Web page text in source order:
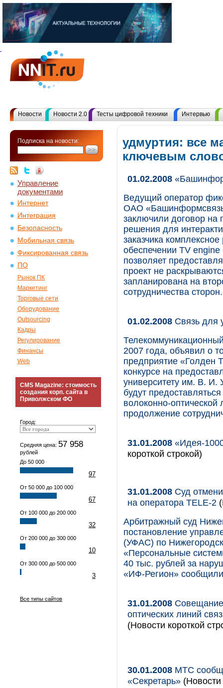
Новости Новости 2.0 Тесты цифровой техники Интервью
Подписка на новости:
Управление
документами
Интернет
Интеграция
Безопасность
Мобильная связь
Фиксированная связь
ПО
Рынок ПК
Маркетинг
Торговые сети
Оборудование
Outsourcing
Кадры
Регулирование
Финансы
Web
CMS Magazine: стоимость
создания корп. сайта в
Приволжском ФО
Город:
Средняя цена: 57 958
рублей
До 50 000
97
От 50 000 до 100 000
67
От 100 000 до 200 000
32
От 200 000 до 300 000
10
От 300 000 до 500 000
3
Все типы сайтов
удмуртия: все
ключевым
01.02.2008
Ведущий оператор
ОАО
заключили договор на
решения для
заказчика
обеспечении TV engine
позволяет
проект не
запланирована на
сотрудничества сторон.
01.02.2008 Связь для
2007 года, объявил о
предприятие «Голден
конкурсе на
университету им. В. И.
будут
волоконно-оптической
продолжение
31.01.2008 «Идея-
короткой строкой)
31.01.2008 Суд
на оператора TELE-2
Арбитражный суд
постановление
(УФАС) по
«Персональные
40 тыс. рублей за
«ИФ-Регион»
31.01.2008 Совещание
оптических линий
(Новости короткой
30.01.2008 МТС
«Секретарь» (Новости